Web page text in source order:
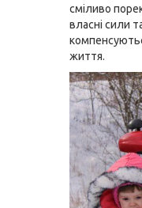
сміливо
власні сили
життя.